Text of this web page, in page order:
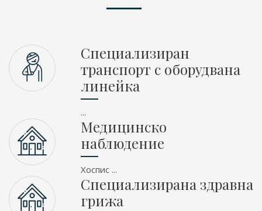
Специализиран
транспорт с оборудвана
линейка
...
Медицинско
наблюдение
Хоспис ...
Специализирана здравна
грижа